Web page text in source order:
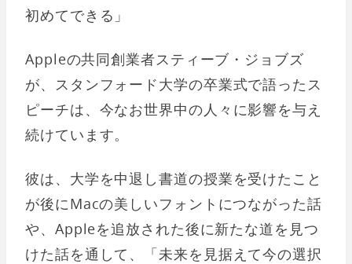
初めてできる」
Appleの共同創業者スティーブ・ジョブズ
が、スタンフォード大学の卒業式で語ったス
ピーチは、今なお世界中の人々に影響を与え
続けています。
彼は、大学を中退し書道の授業を受けたこと
が後にMacの美しいフォントにつながった話
や、Appleを追放された後に新たな道を見つ
けた話を通して、「未来を見据えて今の選択